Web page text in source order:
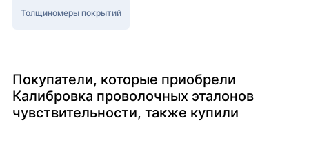
Толщиномеры покрытий
Покупатели, которые приобрели
Калибровка проволочных эталонов
чувствительности, также купили